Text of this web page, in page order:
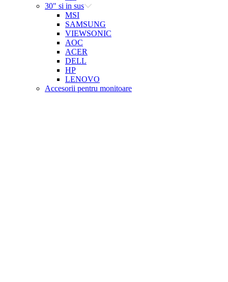
30" si in sus
MSI
SAMSUNG
VIEWSONIC
AOC
ACER
DELL
HP
LENOVO
Accesorii pentru monitoare